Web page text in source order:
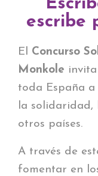
escribe
El Concurso
Monkole
toda España
la solidaridad,
otros países.
A través de
fomentar en